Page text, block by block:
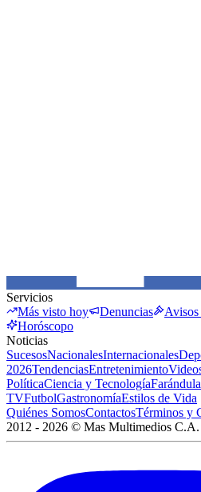
Servicios
Más visto hoy
Denuncias
Horóscopo
Noticias
SucesosNacionalesInternacionales
2026TendenciasEntretenimiento
PolíticaCiencia y TecnologíaFarándula
TVFutbolGastronomíaEstilos de Vida
Quiénes SomosContactosTérminos y
2012 - 2026 © Mas Multimedios C.A.